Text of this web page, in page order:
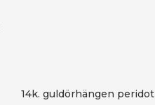
14k. guldörhängen peridot